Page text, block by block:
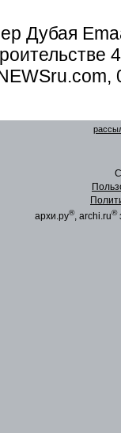
Дубая
архи.ру®, archi.ru®